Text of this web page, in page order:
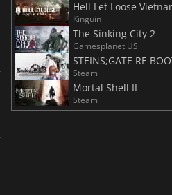
Hell Let Loose
Kinguin
The Sinking City 2
Gamesplanet US
STEINS;GATE RE
Steam
Mortal Shell II
Steam